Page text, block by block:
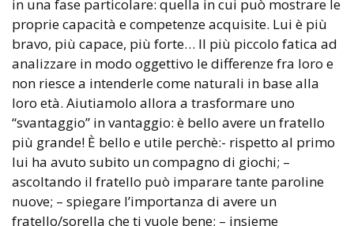
in una fase particolare: quella in cui può mostrare le
proprie capacità e competenze acquisite. Lui è più
bravo, più capace, più forte… Il più piccolo fatica ad
analizzare in modo oggettivo le differenze fra loro e
non riesce a intenderle come naturali in base alla
loro età. Aiutiamolo allora a trasformare uno
“svantaggio” in vantaggio: è bello avere un fratello
più grande! È bello e utile perchè:- rispetto al primo
lui ha avuto subito un compagno di giochi; –
ascoltando il fratello può imparare tante paroline
nuove; – spiegare l’importanza di avere un
fratello/sorella che ti vuole bene; – insieme